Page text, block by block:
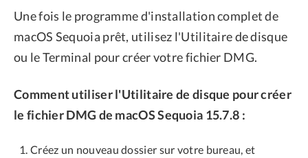
Une fois le programme d'installation complet de
macOS Sequoia prêt, utilisez l'Utilitaire de disque
ou le Terminal pour créer votre fichier DMG.
Comment utiliser l'Utilitaire de disque pour créer
le fichier DMG de macOS Sequoia 15.7.8 :
Créez un nouveau dossier sur votre bureau, et